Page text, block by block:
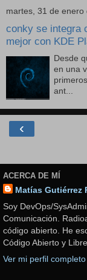
martes, 31 de enero
conky se integra
mejor con KDE
Desde
en una
ant...
‹
ACERCA DE MÍ
Matías Gutiérrez
Soy DevOps/
Comunicación.
código abierto. He
Código Abierto y
Ver mi perfil completo